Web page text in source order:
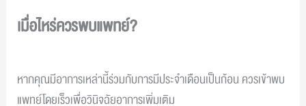
เมื่อไหร่ควรพบแพทย์?
หากคุณมีอาการเหล่านี้ร่วมกับการมีประจำเดือนเป็นก้อน ควรเข้าพบ
แพทย์โดยเร็วเพื่อวินิจฉัยอาการเพิ่มเติม